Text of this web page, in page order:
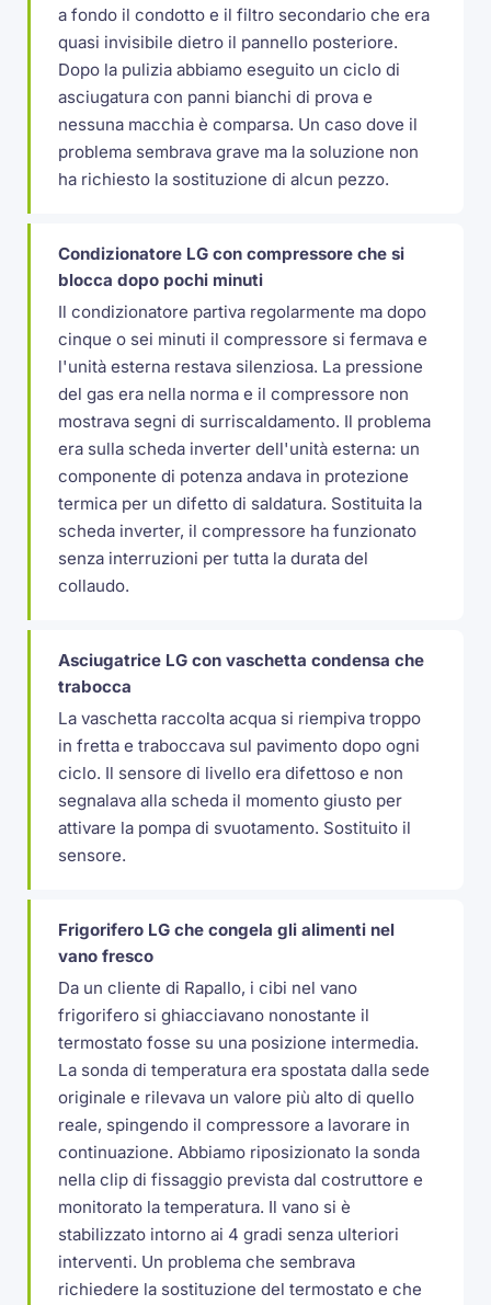
a fondo il condotto e il filtro secondario che era
quasi invisibile dietro il pannello posteriore.
Dopo la pulizia abbiamo eseguito un ciclo di
asciugatura con panni bianchi di prova e
nessuna macchia è comparsa. Un caso dove il
problema sembrava grave ma la soluzione non
ha richiesto la sostituzione di alcun pezzo.
Condizionatore LG con compressore che si
blocca dopo pochi minuti
Il condizionatore partiva regolarmente ma dopo
cinque o sei minuti il compressore si fermava e
l'unità esterna restava silenziosa. La pressione
del gas era nella norma e il compressore non
mostrava segni di surriscaldamento. Il problema
era sulla scheda inverter dell'unità esterna: un
componente di potenza andava in protezione
termica per un difetto di saldatura. Sostituita la
scheda inverter, il compressore ha funzionato
senza interruzioni per tutta la durata del
collaudo.
Asciugatrice LG con vaschetta condensa che
trabocca
La vaschetta raccolta acqua si riempiva troppo
in fretta e traboccava sul pavimento dopo ogni
ciclo. Il sensore di livello era difettoso e non
segnalava alla scheda il momento giusto per
attivare la pompa di svuotamento. Sostituito il
sensore.
Frigorifero LG che congela gli alimenti nel
vano fresco
Da un cliente di Rapallo, i cibi nel vano
frigorifero si ghiacciavano nonostante il
termostato fosse su una posizione intermedia.
La sonda di temperatura era spostata dalla sede
originale e rilevava un valore più alto di quello
reale, spingendo il compressore a lavorare in
continuazione. Abbiamo riposizionato la sonda
nella clip di fissaggio prevista dal costruttore e
monitorato la temperatura. Il vano si è
stabilizzato intorno ai 4 gradi senza ulteriori
interventi. Un problema che sembrava
richiedere la sostituzione del termostato e che